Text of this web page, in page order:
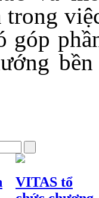
trong
góp
VITAS tổ